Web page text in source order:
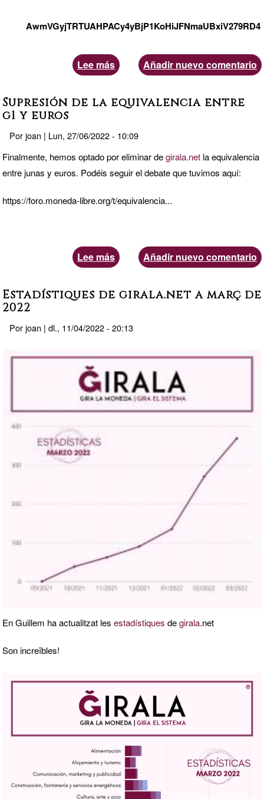
AwmVGyjTRTUAHPACy4yBjP1KoHiJFNmaUBxiV279RD4
Lee más sobre
(zonas
de
y
financiación
Añadir nuevo comentario
Supresión de la equivalencia entre
g1 y euros
Porjoan | Lun, 27/06/2022 - 10:09
Finalmente, hemos optado por eliminar degirala.net la equivalencia
entre junas y euros. Podéis seguir el debate que tuvimos aquí:
https://foro.moneda-libre.org/t/equivalencia...
Lee más sobre
de
equivalencia
g1
y
euros
Añadir nuevo comentario
Estadístiques de girala.net a març de
2022
Porjoan | dl., 11/04/2022 - 20:13
En Guillem ha actualitzat les estadístiques degirala.net
Son increïbles!